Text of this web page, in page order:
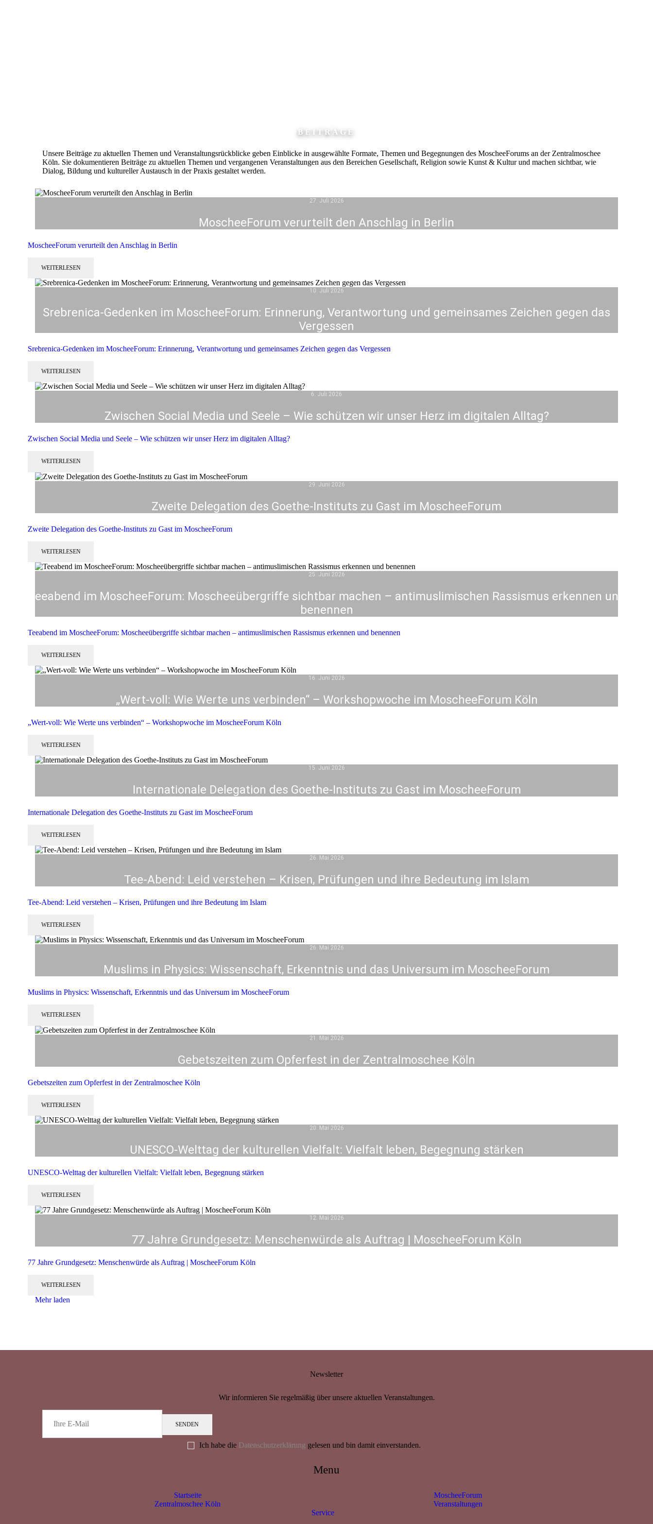
BEITRÄGE
Unsere Beiträge zu aktuellen Themen und Veranstaltungsrückblicke geben Einblicke in ausgewählte Formate, Themen und Begegnungen des MoscheeForums an der Zentralmoschee
Köln. Sie dokumentieren Beiträge zu aktuellen Themen und vergangenen Veranstaltungen aus den Bereichen Gesellschaft, Religion sowie Kunst & Kultur und machen sichtbar, wie
Dialog, Bildung und kultureller Austausch in der Praxis gestaltet werden.
27. Juli 2026
MoscheeForum verurteilt den Anschlag in Berlin
MoscheeForum verurteilt den Anschlag in Berlin
WEITERLESEN
10. Juli 2026
Srebrenica-Gedenken im MoscheeForum: Erinnerung, Verantwortung und gemeinsames Zeichen gegen das
Vergessen
Srebrenica-Gedenken im MoscheeForum: Erinnerung, Verantwortung und gemeinsames Zeichen gegen das Vergessen
WEITERLESEN
6. Juli 2026
Zwischen Social Media und Seele – Wie schützen wir unser Herz im digitalen Alltag?
Zwischen Social Media und Seele – Wie schützen wir unser Herz im digitalen Alltag?
WEITERLESEN
29. Juni 2026
Zweite Delegation des Goethe-Instituts zu Gast im MoscheeForum
Zweite Delegation des Goethe-Instituts zu Gast im MoscheeForum
WEITERLESEN
25. Juni 2026
Teeabend im MoscheeForum: Moscheeübergriffe sichtbar machen – antimuslimischen Rassismus erkennen und
benennen
Teeabend im MoscheeForum: Moscheeübergriffe sichtbar machen – antimuslimischen Rassismus erkennen und benennen
WEITERLESEN
16. Juni 2026
„Wert-voll: Wie Werte uns verbinden“ – Workshopwoche im MoscheeForum Köln
„Wert-voll: Wie Werte uns verbinden“ – Workshopwoche im MoscheeForum Köln
WEITERLESEN
15. Juni 2026
Internationale Delegation des Goethe-Instituts zu Gast im MoscheeForum
Internationale Delegation des Goethe-Instituts zu Gast im MoscheeForum
WEITERLESEN
26. Mai 2026
Tee-Abend: Leid verstehen – Krisen, Prüfungen und ihre Bedeutung im Islam
Tee-Abend: Leid verstehen – Krisen, Prüfungen und ihre Bedeutung im Islam
WEITERLESEN
26. Mai 2026
Muslims in Physics: Wissenschaft, Erkenntnis und das Universum im MoscheeForum
Muslims in Physics: Wissenschaft, Erkenntnis und das Universum im MoscheeForum
WEITERLESEN
21. Mai 2026
Gebetszeiten zum Opferfest in der Zentralmoschee Köln
Gebetszeiten zum Opferfest in der Zentralmoschee Köln
WEITERLESEN
20. Mai 2026
UNESCO-Welttag der kulturellen Vielfalt: Vielfalt leben, Begegnung stärken
UNESCO-Welttag der kulturellen Vielfalt: Vielfalt leben, Begegnung stärken
WEITERLESEN
12. Mai 2026
77 Jahre Grundgesetz: Menschenwürde als Auftrag | MoscheeForum Köln
77 Jahre Grundgesetz: Menschenwürde als Auftrag | MoscheeForum Köln
WEITERLESEN
Mehr laden
Newsletter
Wir informieren Sie regelmäßig über unsere aktuellen Veranstaltungen.
SENDEN
Ich habe die Datenschutzerklärunggelesen und bin damit einverstanden.
Menu
Startseite
MoscheeForum
Zentralmoschee Köln
Veranstaltungen
Service